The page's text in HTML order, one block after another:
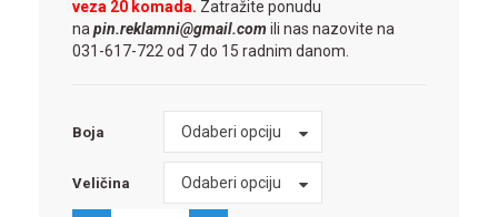
veza 20 komada. Zatražite ponudu
na pin.reklamni@gmail.com ili nas nazovite na
031-617-722 od 7 do 15 radnim danom.
Boja Odaberi opciju
Boja
Veličina Odaberi opciju
Veličina